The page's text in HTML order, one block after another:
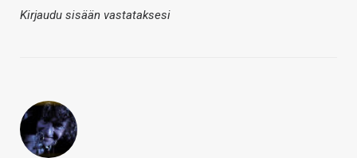
Kirjaudu sisään vastataksesi